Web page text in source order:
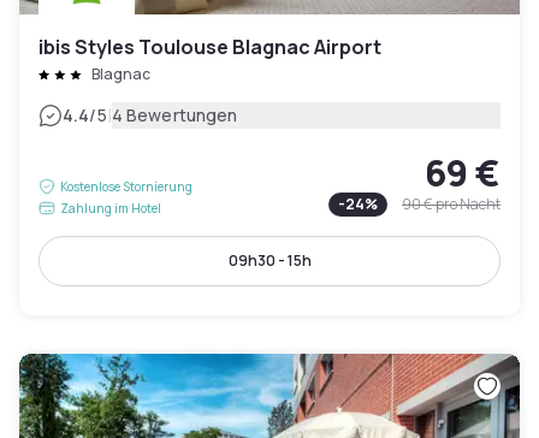
ibis Styles Toulouse Blagnac Airport
Blagnac
4.4/5|4 Bewertungen
Kostenlose Stornierung
Zahlung im Hotel
69 €
-24% 90 €pro Nacht
09h30 - 15h